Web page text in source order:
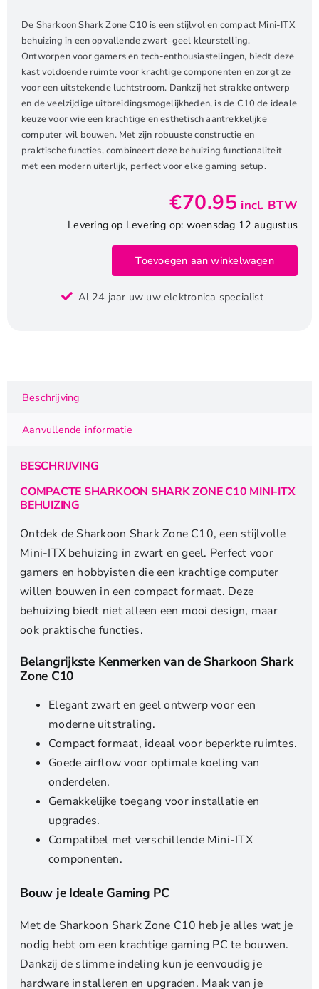
De Sharkoon Shark Zone C10 is een stijlvol en compact Mini-ITX
behuizing in een opvallende zwart-geel kleurstelling.
Ontworpen voor gamers en tech-enthousiastelingen, biedt deze
kast voldoende ruimte voor krachtige componenten en zorgt ze
voor een uitstekende luchtstroom. Dankzij het strakke ontwerp
en de veelzijdige uitbreidingsmogelijkheden, is de C10 de ideale
keuze voor wie een krachtige en esthetisch aantrekkelijke
computer wil bouwen. Met zijn robuuste constructie en
praktische functies, combineert deze behuizing functionaliteit
met een modern uiterlijk, perfect voor elke gaming setup.
€70.95 incl. BTW
Levering op Levering op: woensdag 12 augustus
Zone
|
Zwart/Geel
Toevoegen aan winkelwagen
Al 24 jaar uw uw elektronica specialist
Beschrijving
Aanvullende informatie
BESCHRIJVING
COMPACTE SHARKOON SHARK ZONE C10 MINI-ITX
BEHUIZING
Ontdek de Sharkoon Shark Zone C10, een stijlvolle
Mini-ITX behuizing in zwart en geel. Perfect voor
gamers en hobbyisten die een krachtige computer
willen bouwen in een compact formaat. Deze
behuizing biedt niet alleen een mooi design, maar
ook praktische functies.
Belangrijkste Kenmerken van de Sharkoon Shark
Zone C10
Elegant zwart en geel ontwerp voor een
moderne uitstraling.
Compact formaat, ideaal voor beperkte ruimtes.
Goede airflow voor optimale koeling van
onderdelen.
Gemakkelijke toegang voor installatie en
upgrades.
Compatibel met verschillende Mini-ITX
componenten.
Bouw je Ideale Gaming PC
Met de Sharkoon Shark Zone C10 heb je alles wat je
nodig hebt om een krachtige gaming PC te bouwen.
Dankzij de slimme indeling kun je eenvoudig je
hardware installeren en upgraden. Maak van je